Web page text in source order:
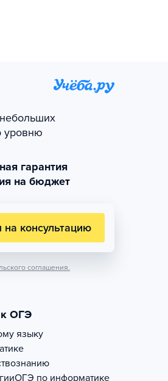
уровню
гарантия
на бюджет
на консультацию
соглашения.
к ОГЭ
языку
ОГЭ по информатике